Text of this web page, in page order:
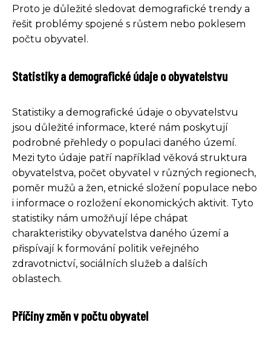
Proto je důležité sledovat demografické trendy a
řešit problémy spojené s růstem nebo poklesem
počtu obyvatel.
Statistiky a demografické údaje o obyvatelstvu
Statistiky a demografické údaje o obyvatelstvu
jsou důležité informace, které nám poskytují
podrobné přehledy o populaci daného území.
Mezi tyto údaje patří například věková struktura
obyvatelstva, počet obyvatel v různých regionech,
poměr mužů a žen, etnické složení populace nebo
i informace o rozložení ekonomických aktivit. Tyto
statistiky nám umožňují lépe chápat
charakteristiky obyvatelstva daného území a
přispívají k formování politik veřejného
zdravotnictví, sociálních služeb a dalších
oblastech.
Příčiny změn v počtu obyvatel